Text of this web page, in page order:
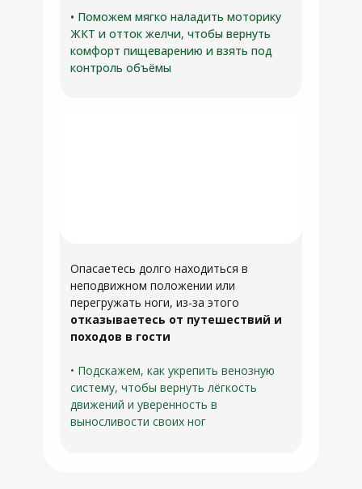
• Поможем мягко наладить моторику
ЖКТ и отток желчи, чтобы вернуть
комфорт пищеварению и взять под
контроль объёмы
Опасаетесь долго находиться в
неподвижном положении или
перегружать ноги, из-за этого
отказываетесь от путешествий и
походов в гости
• Подскажем, как укрепить венозную
систему, чтобы вернуть лёгкость
движений и уверенность в
выносливости своих ног